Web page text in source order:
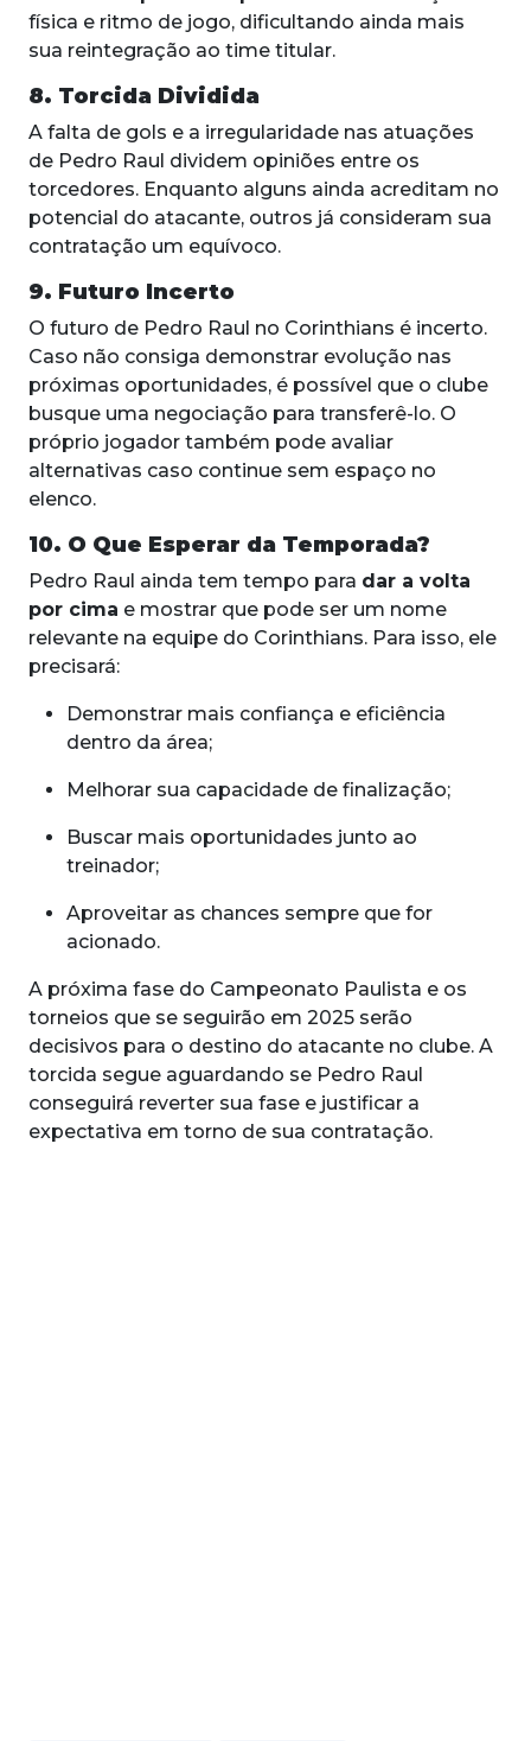
física e ritmo de jogo, dificultando ainda mais
sua reintegração ao time titular.
8. Torcida Dividida
A falta de gols e a irregularidade nas atuações
de Pedro Raul dividem opiniões entre os
torcedores. Enquanto alguns ainda acreditam no
potencial do atacante, outros já consideram sua
contratação um equívoco.
9. Futuro Incerto
O futuro de Pedro Raul no Corinthians é incerto.
Caso não consiga demonstrar evolução nas
próximas oportunidades, é possível que o clube
busque uma negociação para transferê-lo. O
próprio jogador também pode avaliar
alternativas caso continue sem espaço no
elenco.
10. O Que Esperar da Temporada?
Pedro Raul ainda tem tempo para dar a volta
por cima e mostrar que pode ser um nome
relevante na equipe do Corinthians. Para isso, ele
precisará:
Demonstrar mais confiança e eficiência
dentro da área;
Melhorar sua capacidade de finalização;
Buscar mais oportunidades junto ao
treinador;
Aproveitar as chances sempre que for
acionado.
A próxima fase do Campeonato Paulista e os
torneios que se seguirão em 2025 serão
decisivos para o destino do atacante no clube. A
torcida segue aguardando se Pedro Raul
conseguirá reverter sua fase e justificar a
expectativa em torno de sua contratação.